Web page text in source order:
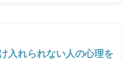
入れられない人の心理を